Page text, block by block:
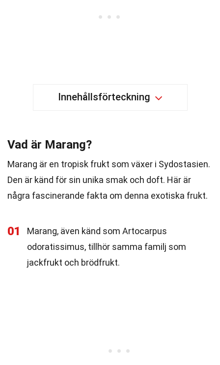
Innehållsförteckning
Vad är Marang?
Marang är en tropisk frukt som växer i Sydostasien.
Den är känd för sin unika smak och doft. Här är
några fascinerande fakta om denna exotiska frukt.
01
Marang, även känd som Artocarpus
odoratissimus, tillhör samma familj som
jackfrukt och brödfrukt.